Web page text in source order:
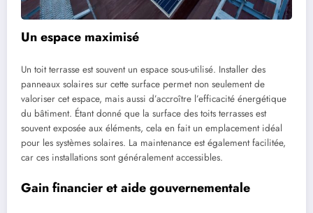
Un espace maximisé
Un toit terrasse est souvent un espace sous-utilisé. Installer des
panneaux solaires sur cette surface permet non seulement de
valoriser cet espace, mais aussi d’accroître l’efficacité énergétique
du bâtiment. Étant donné que la surface des toits terrasses est
souvent exposée aux éléments, cela en fait un emplacement idéal
pour les systèmes solaires. La maintenance est également facilitée,
car ces installations sont généralement accessibles.
Gain financier et aide gouvernementale